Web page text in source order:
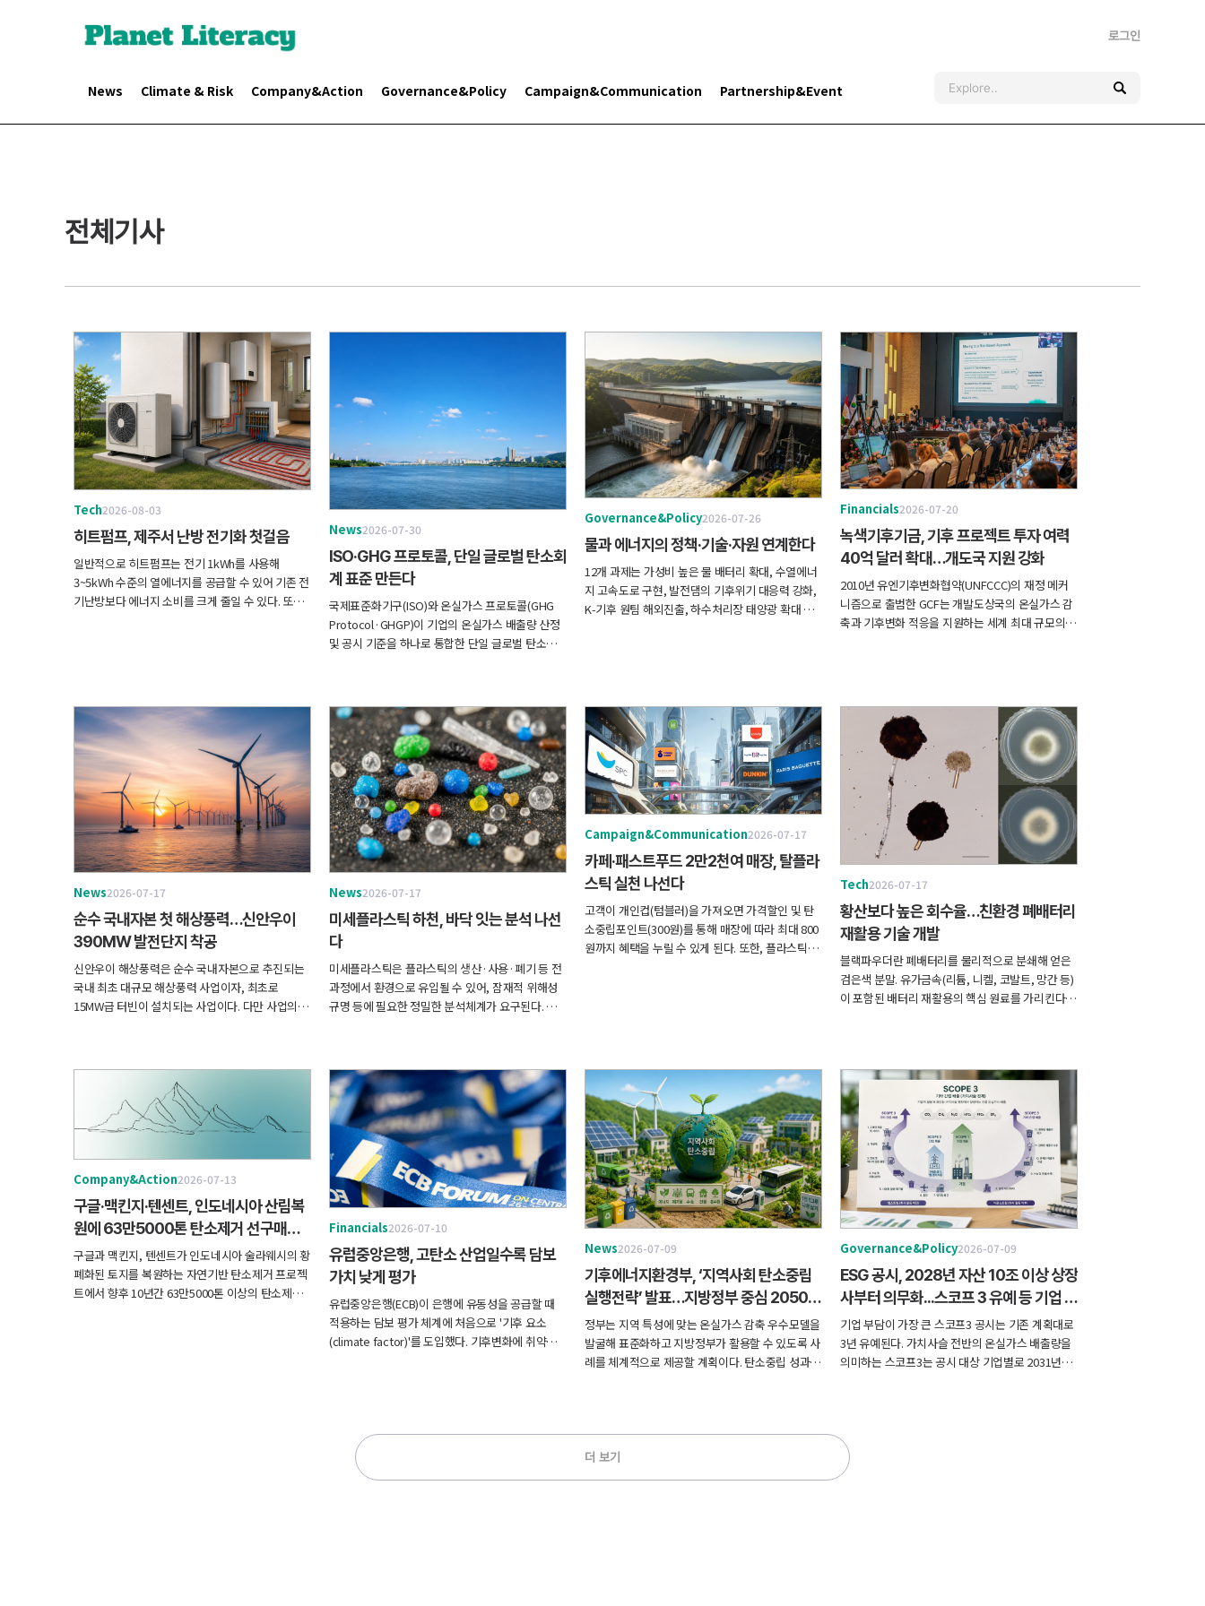
로그인
News Climate & Risk Company&Action Governance&Policy Campaign&Communication Partnership&Event
Search 플래닛 리터러시
전체기사
Tech2026-08-03
히트펌프, 제주서 난방 전기화 첫걸음
일반적으로 히트펌프는 전기 1kWh를 사용해
3~5kWh 수준의 열에너지를 공급할 수 있어 기존 전
기난방보다 에너지 소비를 크게 줄일 수 있다. 또한
News2026-07-30
ISO·GHG 프로토콜, 단일 글로벌 탄소회
계 표준 만든다
국제표준화기구(ISO)와 온실가스 프로토콜(GHG
Protocol·GHGP)이 기업의 온실가스 배출량 산정
및 공시 기준을 하나로 통합한 단일 글로벌 탄소회
Governance&Policy2026-07-26
물과 에너지의 정책·기술·자원 연계한다
12개 과제는 가성비 높은 물 배터리 확대, 수열에너
지 고속도로 구현, 발전댐의 기후위기 대응력 강화,
K-기후 원팀 해외진출, 하수처리장 태양광 확대 및
소의 물기자재 국산화, 전기·수도 등의 사용량을 원
격으로 자동 측정하고 관리하는 시스템(AMI) 등이
다.
Financials2026-07-20
녹색기후기금, 기후 프로젝트 투자 여력
40억 달러 확대…개도국 지원 강화
2010년 유엔기후변화협약(UNFCCC)의 재정 메커
니즘으로 출범한 GCF는 개발도상국의 온실가스 감
축과 기후변화 적응을 지원하는 세계 최대 규모의
News2026-07-17
순수 국내자본 첫 해상풍력…신안우이
390MW 발전단지 착공
신안우이 해상풍력은 순수 국내자본으로 추진되는
국내 최초 대규모 해상풍력 사업이자, 최초로
15MW급 터빈이 설치되는 사업이다. 다만 사업의 성
제를 지속적으로 해결해 나갈 필요가 있다.
News2026-07-17
미세플라스틱 하천, 바닥 잇는 분석 나선
다
미세플라스틱은 플라스틱의 생산·사용·폐기 등 전
과정에서 환경으로 유입될 수 있어, 잠재적 위해성
규명 등에 필요한 정밀한 분석체계가 요구된다. 따
Campaign&Communication2026-07-17
카페·패스트푸드 2만2천여 매장, 탈플라
스틱 실천 나선다
고객이 개인컵(텀블러)을 가져오면 가격할인 및 탄
소중립포인트(300원)를 통해 매장에 따라 최대 800
원까지 혜택을 누릴 수 있게 된다. 또한, 플라스틱과
Tech2026-07-17
황산보다 높은 회수율…친환경 폐배터리
재활용 기술 개발
블랙파우더란 폐배터리를 물리적으로 분쇄해 얻은
검은색 분말. 유가금속(리튬, 니켈, 코발트, 망간 등)
이 포함된 배터리 재활용의 핵심 원료를 가리킨다.
찾아냈다.
Company&Action2026-07-13
구글·맥킨지·텐센트, 인도네시아 산림복
원에 63만5000톤 탄소제거 선구매…
자연기반 탄소시장 확대
구글과 맥킨지, 텐센트가 인도네시아 술라웨시의 황
폐화된 토지를 복원하는 자연기반 탄소제거 프로젝
트에서 향후 10년간 63만5000톤 이상의 탄소제거
Financials2026-07-10
유럽중앙은행, 고탄소 산업일수록 담보
가치 낮게 평가
유럽중앙은행(ECB)이 은행에 유동성을 공급할 때
적용하는 담보 평가 체계에 처음으로 '기후 요소
(climate factor)'를 도입했다. 기후변화에 취약한
News2026-07-09
기후에너지환경부, ‘지역사회 탄소중립
실행전략’ 발표…지방정부 중심 2050
탄소중립 추진
정부는 지역 특성에 맞는 온실가스 감축 우수모델을
발굴해 표준화하고 지방정부가 활용할 수 있도록 사
례를 체계적으로 제공할 계획이다. 탄소중립 성과는
Governance&Policy2026-07-09
ESG 공시, 2028년 자산 10조 이상 상장
사부터 의무화...스코프 3 유예 등 기업 부
담 완화
기업 부담이 가장 큰 스코프3 공시는 기존 계획대로
3년 유예된다. 가치사슬 전반의 온실가스 배출량을
의미하는 스코프3는 공시 대상 기업별로 2031년부
더 보기